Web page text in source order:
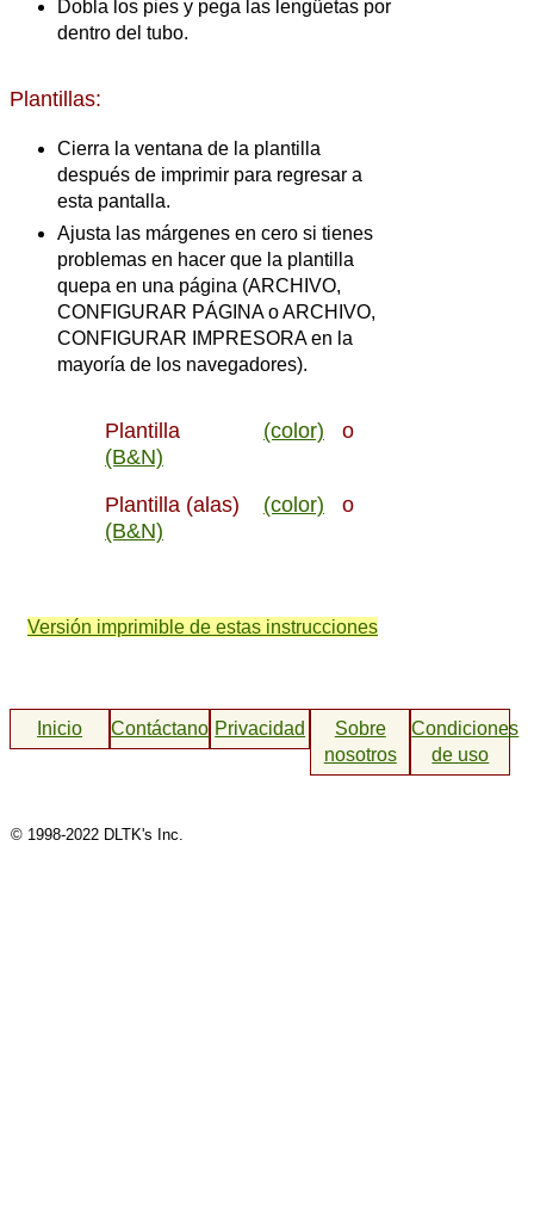
Dobla los pies y pega las lengüetas por
dentro del tubo.
Plantillas:
Cierra la ventana de la plantilla
después de imprimir para regresar a
esta pantalla.
Ajusta las márgenes en cero si tienes
problemas en hacer que la plantilla
quepa en una página (ARCHIVO,
CONFIGURAR PÁGINA o ARCHIVO,
CONFIGURAR IMPRESORA en la
mayoría de los navegadores).
Plantilla (color) o
(B&N)
Plantilla (alas) (color) o
(B&N)
Versión imprimible de estas instrucciones
Inicio ContáctanosPrivacidad
Sobre
nosotros
Condiciones
de uso
© 1998-2022 DLTK's Inc.